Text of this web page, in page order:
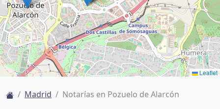
Leaflet
Madrid Notarías en Pozuelo de Alarcón